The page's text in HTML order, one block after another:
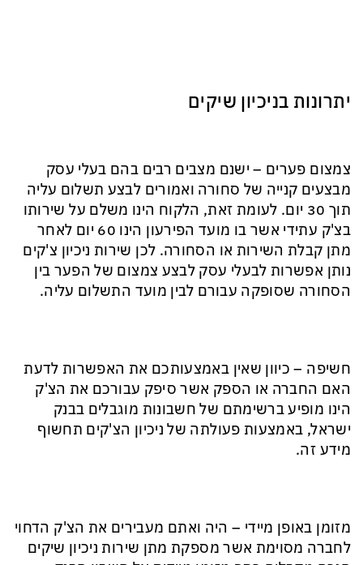
יתרונות בניכיון שיקים
צמצום פערים – ישנם מצבים רבים בהם בעלי עסק
מבצעים קנייה של סחורה ואמורים לבצע תשלום עליה
תוך 30 יום. לעומת זאת, הלקוח הינו משלם על שירותו
בצ'ק עתידי אשר בו מועד הפירעון הינו 60 יום לאחר
מתן קבלת השירות או הסחורה. לכן שירות ניכיון צ'קים
נותן אפשרות לבעלי עסק לבצע צמצום של הפער בין
הסחורה שסופקה עבורם לבין מועד התשלום עליה.
חשיפה – כיוון שאין באמצעותכם את האפשרות לדעת
האם החברה או הספק אשר סיפק עבורכם את הצ'ק
הינו מופיע ברשימתם של חשבונות מוגבלים בבנק
ישראל, באמצעות פעולתה של ניכיון הצ'קים תחשוף
מידע זה.
מזומן באופן מיידי – היה ואתם מעבירים את הצ'ק הדחוי
לחברה מסוימת אשר מספקת מתן שירות ניכיון שיקים